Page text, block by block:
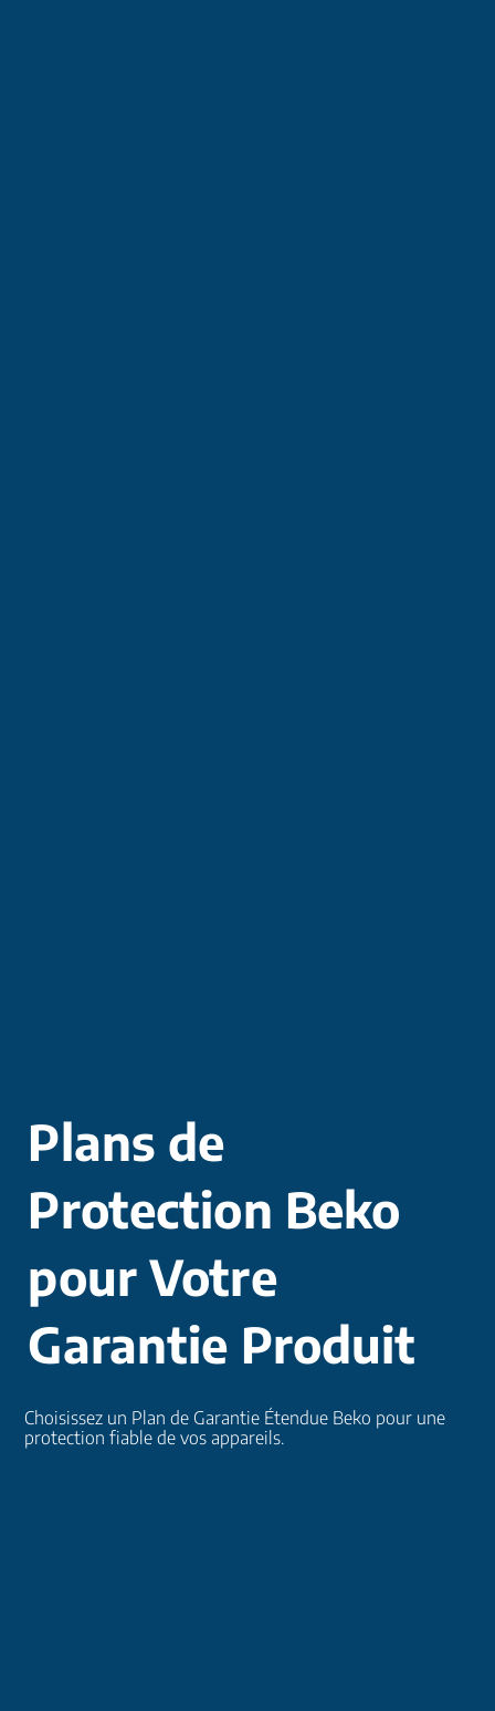
Plans de
Protection Beko
pour Votre
Garantie Produit
Choisissez un Plan de Garantie Étendue Beko pour une
protection fiable de vos appareils.